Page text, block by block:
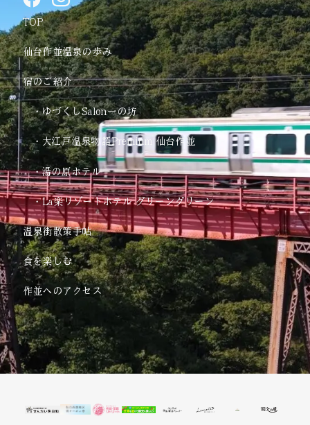
a
c
e
b
o
o
k
c
o
n
-
i
n
s
t
a
g
r
a
m
-
1
TOP
仙台作並温泉の歩み
宿のご紹介
・ゆづくしSalon一の坊
・大江戸温泉物語Premium 仙台作並
・湯の原ホテル
・La楽リゾートホテル グリーングリーン
温泉街散策手帖
食を楽しむ
作並へのアクセス